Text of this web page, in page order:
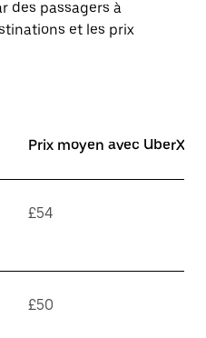
des passagers à
et les prix
Prix moyen avec UberX*
£54
£50